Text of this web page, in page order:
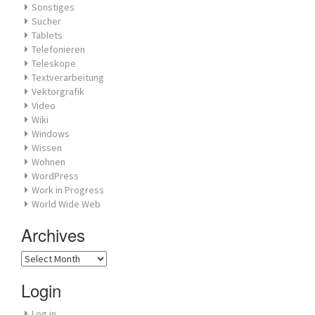
Sonstiges
Sucher
Tablets
Telefonieren
Teleskope
Textverarbeitung
Vektorgrafik
Video
Wiki
Windows
Wissen
Wohnen
WordPress
Work in Progress
World Wide Web
Archives
Archives
Login